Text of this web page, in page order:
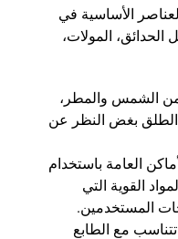
الأساسية في
الحدائق، المولات،
من الشمس والمطر،
الطلق بغض النظر عن
العامة باستخدام
القوية التي
المستخدمين.
مع الطابع